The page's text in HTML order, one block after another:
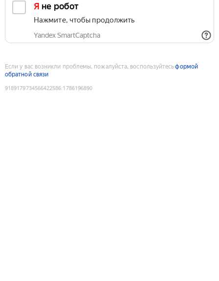
Я не робот
Нажмите, чтобы продолжить
Yandex SmartCaptcha
Если у вас возникли проблемы, пожалуйста, воспользуйтесьформой
обратной связи
9189179734566422586:1786196890